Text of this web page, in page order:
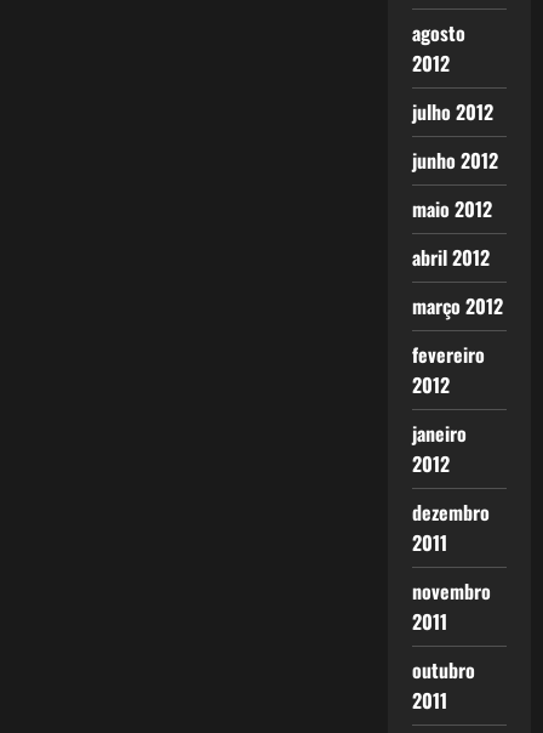
agosto
2012
julho 2012
junho 2012
maio 2012
abril 2012
março 2012
fevereiro
2012
janeiro
2012
dezembro
2011
novembro
2011
outubro
2011